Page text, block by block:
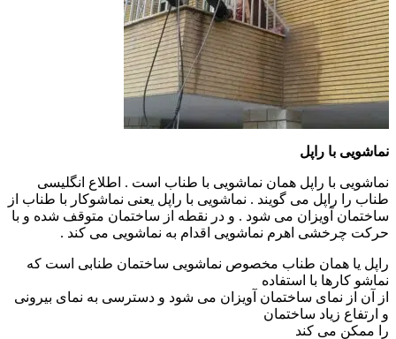
نماشویی با راپل
نماشویی با راپل همان نماشویی با طناب است . اطلاع انگلیسی
طناب را راپل می گویند . نماشویی با راپل یعنی نماشوکار با طناب از
ساختمان آویزان می شود . و در نقطه از ساختمان متوقف شده و با
حرکت چرخشی اهرم نماشویی اقدام به نماشویی می کند .
راپل یا همان طناب مخصوص نماشویی ساختمان طنابی است که
نماشو کارها با استفاده
از آن از نمای ساختمان آویزان می شود و دسترسی به نمای بیرونی
و ارتفاع زیاد ساختمان
را ممکن می کند